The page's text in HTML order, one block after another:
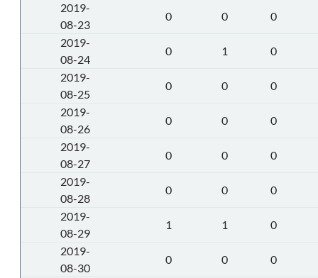
2019-
08-23
0 0
0
2019-
08-24
0 1
0
2019-
08-25
0 0
0
2019-
08-26
0 0
0
2019-
08-27
0 0
0
2019-
08-28
0 0
0
2019-
08-29
1 1
0
2019-
08-30
0 0
0